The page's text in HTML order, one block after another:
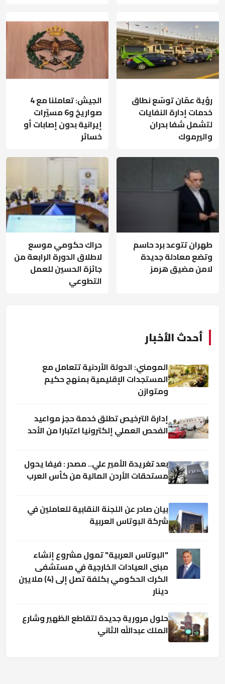
رؤية عمّان توسّع نطاق
خدمات إدارة النفايات
لتشمل شفا بدران
واليرموك
الجيش: تعاملنا مع 4
صواريخ و6 مسيّرات
إيرانية بدون إصابات أو
خسائر
طهران تتوعد برد حاسم
وتضع معادلة جديدة
لامن مضيق هرمز
حراك حكومي موسع
لاطلاق الدورة الرابعة من
جائزة الحسين للعمل
التطوعي
أحدث الأخبار
المومني: الدولة الأردنية تتعامل مع
المستجدات الإقليمية بمنهج حكيم
ومتوازن
إدارة الترخيص تطلق خدمة حجز مواعيد
الفحص العملي إلكترونيا اعتبارا من الأحد
بعد تغريدة الأمير علي.. مصدر : فيفا يحول
مستحقات الأردن المالية من كأس العرب
بيان صادر عن اللجنة النقابية للعاملين في
شركة البوتاس العربية
"البوتاس العربية" تمول مشروع إنشاء
مبنى العيادات الخارجية في مستشفى
الكرك الحكومي بكلفة تصل إلى (4) ملايين
دينار
حلول مرورية جديدة لتقاطع الظهير وشارع
الملك عبدالله الثاني